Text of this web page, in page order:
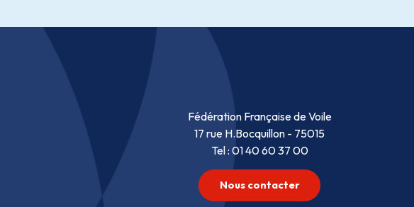
Fédération Française de Voile
17 rue H.Bocquillon - 75015
Tel : 01 40 60 37 00
Nous contacter